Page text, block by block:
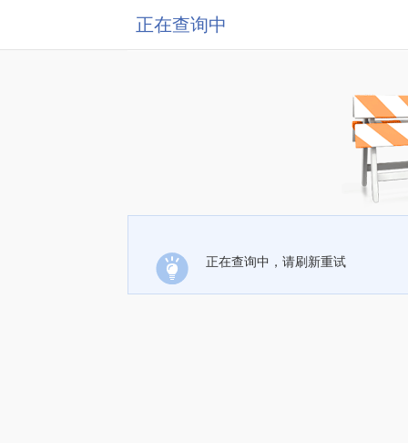
正在查询中
正在查询中，请刷新重试